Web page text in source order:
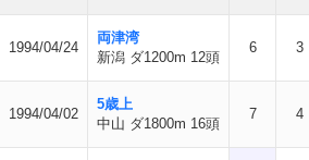
1994/04/24
両津湾
新潟 ダ1200m 12頭
6 3
1994/04/02
5歳上
中山 ダ1800m 16頭
7 4